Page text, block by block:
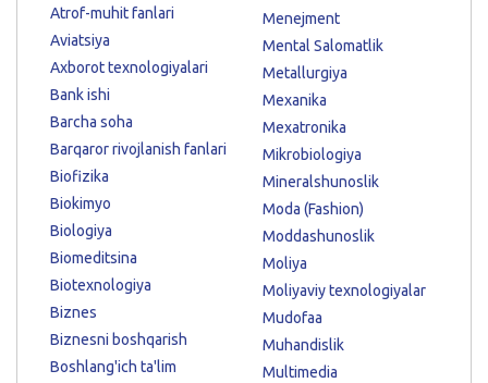
Atrof-muhit fanlari
Aviatsiya
Axborot texnologiyalari
Bank ishi
Barcha soha
Barqaror rivojlanish fanlari
Biofizika
Biokimyo
Biologiya
Biomeditsina
Biotexnologiya
Biznes
Biznesni boshqarish
Boshlang'ich ta'lim
Menejment
Mental Salomatlik
Metallurgiya
Mexanika
Mexatronika
Mikrobiologiya
Mineralshunoslik
Moda (Fashion)
Moddashunoslik
Moliya
Moliyaviy texnologiyalar
Mudofaa
Muhandislik
Multimedia